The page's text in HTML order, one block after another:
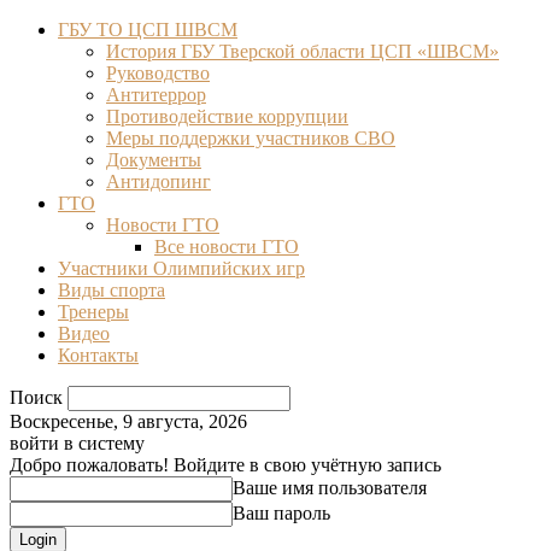
ГБУ ТО ЦСП ШВСМ
История ГБУ Тверской области ЦСП «ШВСМ»
Руководство
Антитеррор
Противодействие коррупции
Меры поддержки участников СВО
Документы
Антидопинг
ГТО
Новости ГТО
Все новости ГТО
Участники Олимпийских игр
Виды спорта
Тренеры
Видео
Контакты
Поиск
Воскресенье, 9 августа, 2026
войти в систему
Добро пожаловать! Войдите в свою учётную запись
Ваше имя пользователя
Ваш пароль